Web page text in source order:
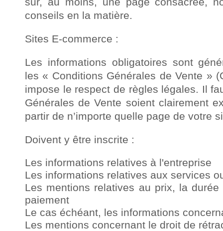
conseils en la matière.
Sites E-commerce :
Les informations obligatoires sont
les « Conditions Générales de Vente »
impose le respect de règles légales. Il
Générales de Vente soient clairement
partir de n’importe quelle page de votre
Doivent y être inscrite :
Les informations relatives à l'entreprise
Les informations relatives aux services
Les mentions relatives au prix, la
paiement
Le cas échéant, les informations
Les mentions concernant le droit de